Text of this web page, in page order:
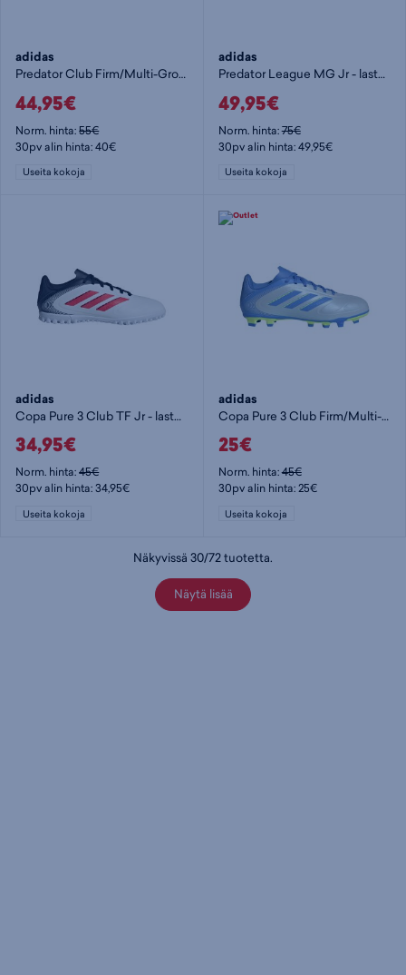
adidas
Predator Club Firm/Multi-Ground Boots Jr - lasten jalkapallokengät (MG)
44,95€
Norm. hinta:55€
30pv alin hinta: 40€
Useita kokoja
adidas
Predator League MG Jr - lasten jalkapallokengät (MG)
49,95€
Norm. hinta:75€
30pv alin hinta: 49,95€
Useita kokoja
adidas
Copa Pure 3 Club TF Jr - lasten jalkapallokengät (TF)
34,95€
Norm. hinta:45€
30pv alin hinta: 34,95€
Useita kokoja
adidas
Copa Pure 3 Club Firm/Multi-Ground Boots Jr - lasten jalkapallokengät (MG)
25€
Norm. hinta:45€
30pv alin hinta: 25€
Useita kokoja
Näkyvissä 30/72tuotetta.
Näytä lisää